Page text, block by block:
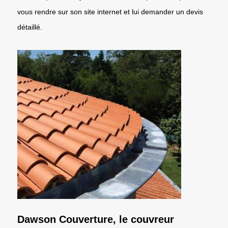
vous rendre sur son site internet et lui demander un devis
détaillé.
Dawson Couverture, le couvreur